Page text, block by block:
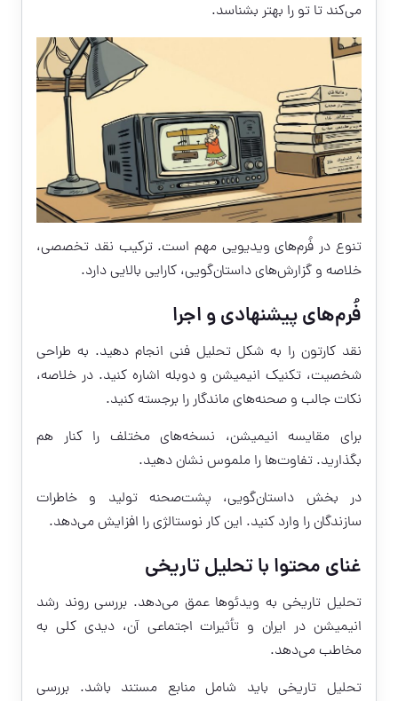
می‌کند تا تو را بهتر بشناسد.
تنوع در فُرم‌های ویدیویی مهم است. ترکیب نقد تخصصی،
خلاصه و گزارش‌های داستان‌گویی، کارایی بالایی دارد.
فُرم‌های پیشنهادی و اجرا
نقد کارتون را به شکل تحلیل فنی انجام دهید. به طراحی
شخصیت، تکنیک انیمیشن و دوبله اشاره کنید. در خلاصه،
نکات جالب و صحنه‌های ماندگار را برجسته کنید.
برای مقایسه انیمیشن، نسخه‌های مختلف را کنار هم
بگذارید. تفاوت‌ها را ملموس نشان دهید.
در بخش داستان‌گویی، پشت‌صحنه تولید و خاطرات
سازندگان را وارد کنید. این کار نوستالژی را افزایش می‌دهد.
غنای محتوا با تحلیل تاریخی
تحلیل تاریخی به ویدئوها عمق می‌دهد. بررسی روند رشد
انیمیشن در ایران و تأثیرات اجتماعی آن، دیدی کلی به
مخاطب می‌دهد.
تحلیل تاریخی باید شامل منابع مستند باشد. بررسی